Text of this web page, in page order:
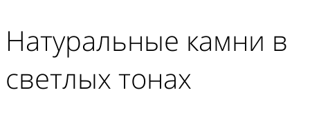
Натуральные камни в
светлых тонах